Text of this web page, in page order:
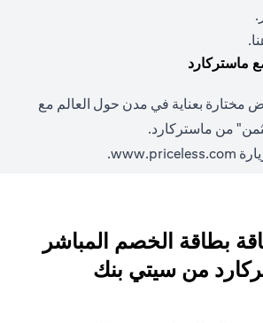
.
ماستركارد
مختارة بعناية في مدن حول العالم مع
من ماستركارد.
www.priceless.com
.
بطاقة الخصم المباشر
من سيتي بنك